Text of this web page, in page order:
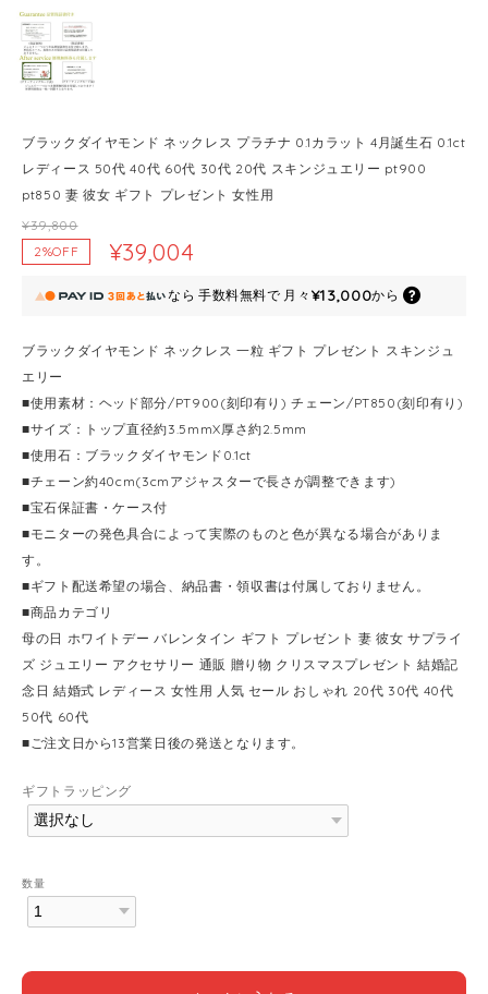
ブラックダイヤモンド ネックレス プラチナ 0.1カラット 4月誕生石 0.1ct
レディース 50代 40代 60代 30代 20代 スキンジュエリー pt900
pt850 妻 彼女 ギフト プレゼント 女性用
¥39,800
2%OFF
¥39,004
なら 手数料無料で 月々 ¥13,000から
ブラックダイヤモンド ネックレス 一粒 ギフト プレゼント スキンジュ
エリー
■使用素材：ヘッド部分/PT900(刻印有り) チェーン/PT850(刻印有り)
■サイズ：トップ直径約3.5mmX厚さ約2.5mm
■使用石：ブラックダイヤモンド0.1ct
■チェーン約40cm(3cmアジャスターで長さが調整できます)
■宝石保証書・ケース付
■モニターの発色具合によって実際のものと色が異なる場合がありま
す。
■ギフト配送希望の場合、納品書・領収書は付属しておりません。
■商品カテゴリ
母の日 ホワイトデー バレンタイン ギフト プレゼント 妻 彼女 サプライ
ズ ジュエリー アクセサリー 通販 贈り物 クリスマスプレゼント 結婚記
念日 結婚式 レディース 女性用 人気 セール おしゃれ 20代 30代 40代
50代 60代
■ご注文日から13営業日後の発送となります。
ギフトラッピング
数量